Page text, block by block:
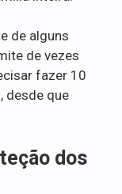
de alguns
de vezes
fazer 10
desde que
dos